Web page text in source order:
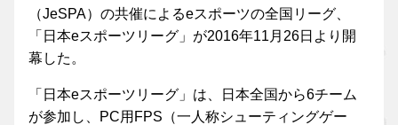
（JeSPA）の共催によるeスポーツの全国リーグ、
「日本eスポーツリーグ」が2016年11月26日より開
幕した。
「日本eスポーツリーグ」は、日本全国から6チーム
が参加し、PC用FPS（一人称シューティングゲー